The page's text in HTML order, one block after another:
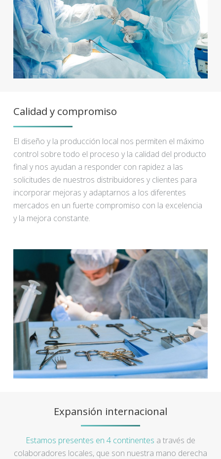
Calidad y compromiso
El diseño y la producción local nos permiten el máximo
control sobre todo el proceso y la calidad del producto
final y nos ayudan a responder con rapidez a las
solicitudes de nuestros distribuidores y clientes para
incorporar mejoras y adaptarnos a los diferentes
mercados en un fuerte compromiso con la excelencia
y la mejora constante.
Expansión internacional
Estamos presentes en 4 continentes a través de
colaboradores locales, que son nuestra mano derecha